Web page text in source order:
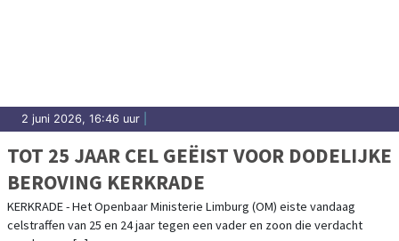
2 juni 2026, 16:46 uur
TOT 25 JAAR CEL GEËIST VOOR DODELIJKE
BEROVING KERKRADE
KERKRADE - Het Openbaar Ministerie Limburg (OM) eiste vandaag
celstraffen van 25 en 24 jaar tegen een vader en zoon die verdacht